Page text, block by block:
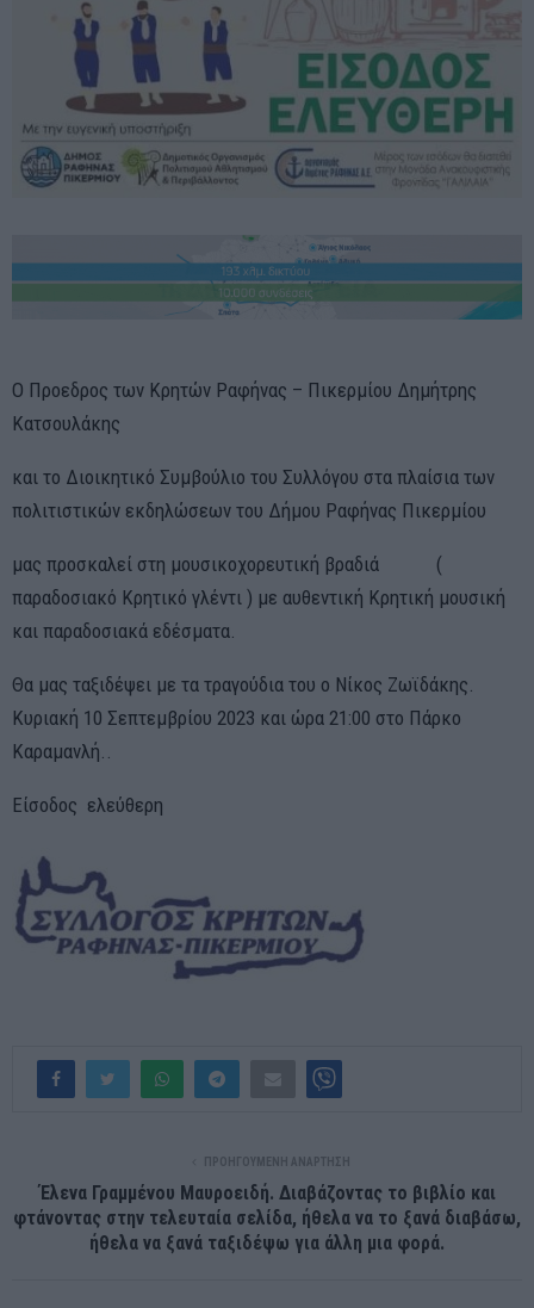
Ο Προεδρος των Κρητών Ραφήνας – Πικερμίου Δημήτρης
Κατσουλάκης
και το Διοικητικό Συμβούλιο του Συλλόγου στα πλαίσια των
πολιτιστικών εκδηλώσεων του Δήμου Ραφήνας Πικερμίου
μας προσκαλεί στη μουσικοχορευτική βραδιά (
παραδοσιακό Κρητικό γλέντι ) με αυθεντική Κρητική μουσική
και παραδοσιακά εδέσματα.
Θα μας ταξιδέψει με τα τραγούδια του ο Νίκος Ζωϊδάκης.
Κυριακή 10 Σεπτεμβρίου 2023 και ώρα 21:00 στο Πάρκο
Καραμανλή..
Είσοδος ελεύθερη
ΠΡΟΗΓΟΎΜΕΝΗ ΑΝΆΡΤΗΣΗ
Έλενα Γραμμένου Μαυροειδή. Διαβάζοντας το βιβλίο και
φτάνοντας στην τελευταία σελίδα, ήθελα να το ξανά διαβάσω,
ήθελα να ξανά ταξιδέψω για άλλη μια φορά.